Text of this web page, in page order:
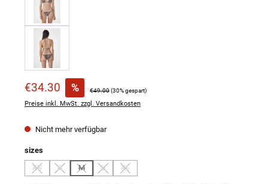
Verkaufspreis:
€34.30 % Regulärer Preis:
€49.00(30% gespart)
Preise inkl. MwSt. zzgl. Versandkosten
Nicht mehr verfügbar
sizesauswählen
XS
(Diese Option ist zurzeit nicht verfügbar.)
S
(Diese Option ist zurzeit nicht verfügbar.)
M
(Diese Option ist zurzeit nicht verfügbar.)
L
(Diese Option ist zurzeit nicht verfügbar.)
XL
(Diese Option ist zurzeit nicht verfügbar.)